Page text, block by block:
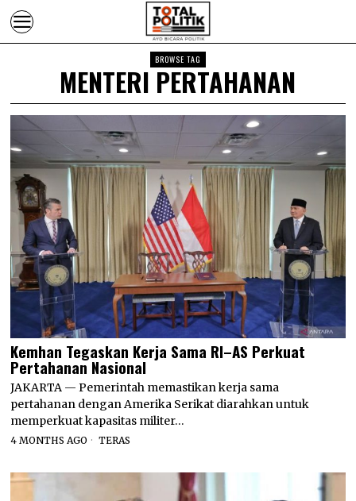
BROWSE TAG
MENTERI PERTAHANAN
Kemhan Tegaskan Kerja Sama RI–AS Perkuat
Pertahanan Nasional
JAKARTA — Pemerintah memastikan kerja sama
pertahanan dengan Amerika Serikat diarahkan untuk
memperkuat kapasitas militer…
4 MONTHS AGO TERAS